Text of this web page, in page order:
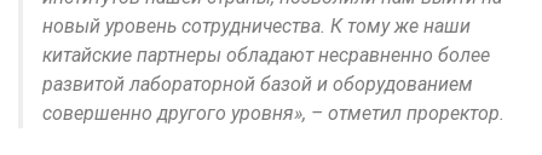
новый уровень сотрудничества. К тому же наши
китайские партнеры обладают несравненно более
развитой лабораторной базой и оборудованием
совершенно другого уровня», – отметил проректор.